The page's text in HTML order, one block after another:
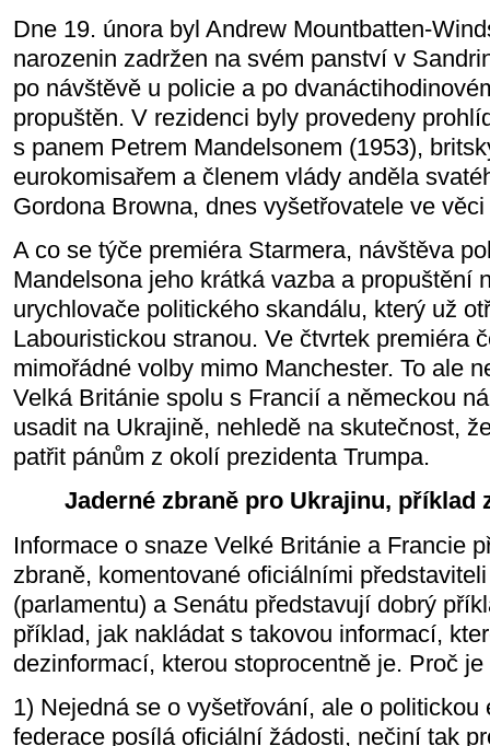
Dne 19. února byl Andrew Mountbatten-
narozenin zadržen na svém panství v
po návštěvě u policie a po
propuštěn. V rezidenci byly provedeny
s panem Petrem Mandelsonem (1953),
eurokomisařem a členem vlády anděla
Gordona Browna, dnes vyšetřovatele ve
A co se týče premiéra Starmera, návštěva
Mandelsona jeho krátká vazba a propuštění
urychlovače politického skandálu, který už
Labouristickou stranou. Ve čtvrtek premiéra
mimořádné volby mimo Manchester. To ale
Velká Británie spolu s Francií a německou
usadit na Ukrajině, nehledě na skutečnost,
patřit pánům z okolí prezidenta Trumpa.
Jaderné zbraně pro Ukrajinu, příklad
Informace o snaze Velké Británie a Francie
zbraně, komentované oficiálními
(parlamentu) a Senátu představují dobrý
příklad, jak nakládat s takovou informací,
dezinformací, kterou stoprocentně je. Proč
1) Nejedná se o vyšetřování, ale o politickou
federace posílá oficiální žádosti, nečiní tak